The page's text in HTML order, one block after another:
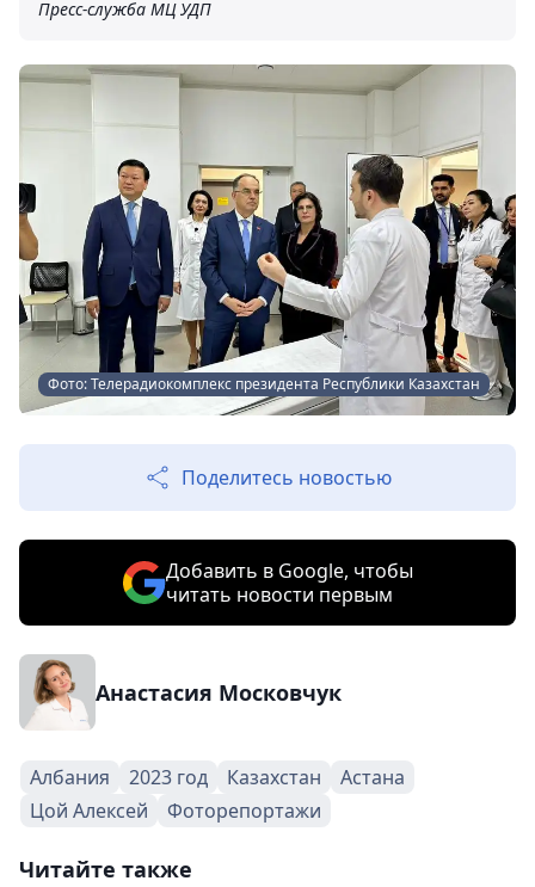
Пресс-служба МЦ УДП
Фото: Телерадиокомплекс президента Республики Казахстан
Поделитесь новостью
Добавить в Google, чтобы
читать новости первым
Анастасия Московчук
Албания 2023 год Казахстан
Астана
Цой Алексей
Фоторепортажи
Читайте также